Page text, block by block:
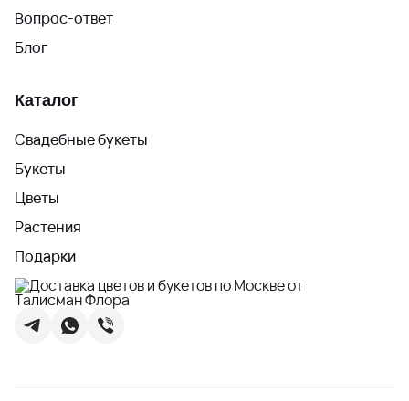
Вопрос-ответ
Блог
Каталог
Свадебные букеты
Букеты
Цветы
Растения
Подарки